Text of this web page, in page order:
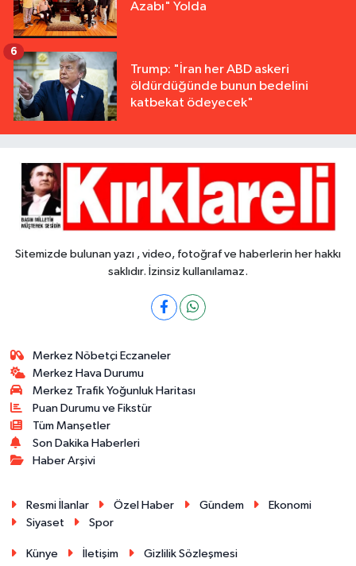
Azabı" Yolda
Trump: "İran her ABD askeri
öldürdüğünde bunun bedelini
katbekat ödeyecek"
6
Sitemizde bulunan yazı , video, fotoğraf ve haberlerin her hakkı
saklıdır. İzinsiz kullanılamaz.
Merkez Nöbetçi Eczaneler
Merkez Hava Durumu
Merkez Trafik Yoğunluk Haritası
Puan Durumu ve Fikstür
Tüm Manşetler
Son Dakika Haberleri
Haber Arşivi
Resmi İlanlar Özel Haber Gündem
Ekonomi
Siyaset
Spor
Künye İletişim Gizlilik Sözleşmesi